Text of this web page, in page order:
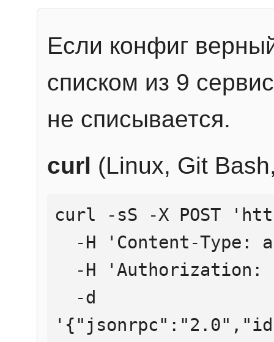
Если конфиг
списком из 9
не списывается.
curl (Linux, Git
curl -sS -X POST